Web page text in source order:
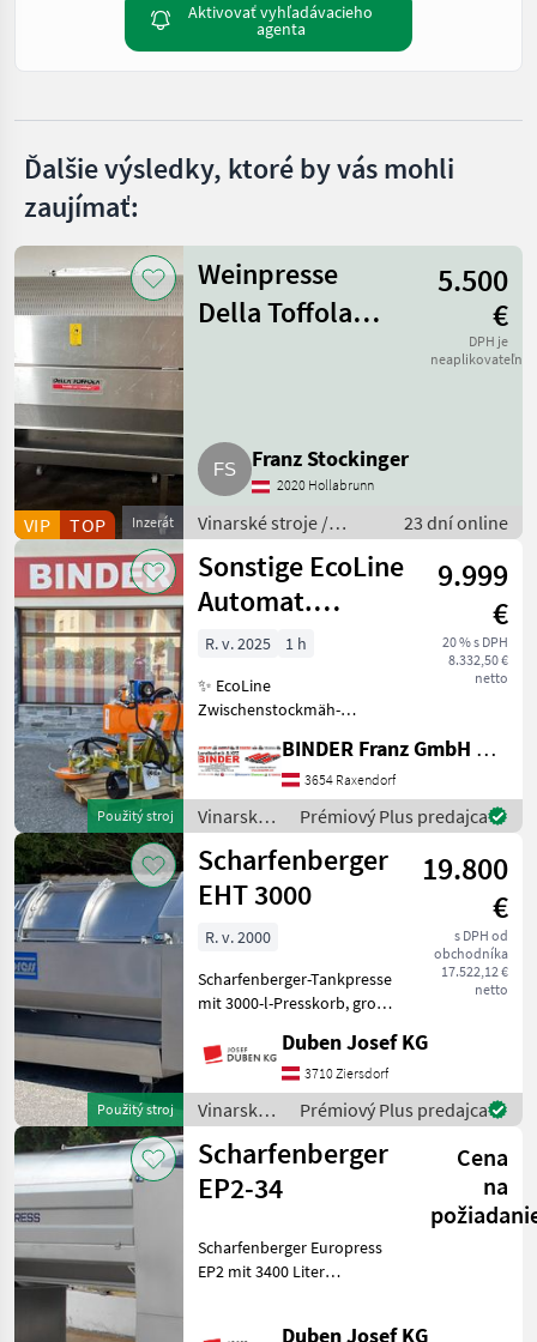
Aktivovať vyhľadávacieho
agenta
Ďalšie výsledky, ktoré by vás mohli
zaujímať:
Inzerát
VIP TOP
Weinpresse
Della Toffola
5.500
€
DPH je
neaplikovateľné
Franz Stockinger
2020 Hollabrunn
Vinarské stroje /
Pivničné stroje
23 dní online
Použitý stroj
Sonstige EcoLine
Automat.
Zwischenstockmäher
Ostraticky
9.999
€
20 % s DPH
8.332,50 €
netto
R. v. 2025
1 h
✨ EcoLine
Zwischenstockmäh-
Ostraticky MSO-400HP ✔️
durch Eigenölversorgung
ist Mähen auch ✔️ mit
kleineren Traktoren
problemlos möglich!
BINDER Franz GmbH & CoKG
3654 Raxendorf
Vinarské
stroje /
Sonstige
Prémiový Plus predajca
Použitý stroj
Scharfenberger
EHT 3000
19.800
€
s DPH od
obchodníka
17.522,12 €
netto
R. v. 2000
Scharfenberger-Tankpresse
mit 3000-l-Presskorb, große
verschiebbaren Türen,
vollautomatische
Steuerung, Display seitlich,
Zentralbefüllungsansch
Duben Josef KG
3710 Ziersdorf
Vinarské
stroje /
Scharfenberger
Prémiový Plus predajca
Scharfenberger
EP2-34
Cena
na
Scharfenberger Europress
EP2 mit 3400 Liter
Duben Josef KG